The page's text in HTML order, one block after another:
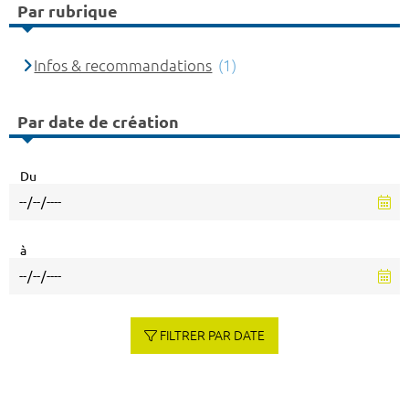
Par rubrique
Infos & recommandations (1)
Par date de création
Du
à
FILTRER PAR DATE